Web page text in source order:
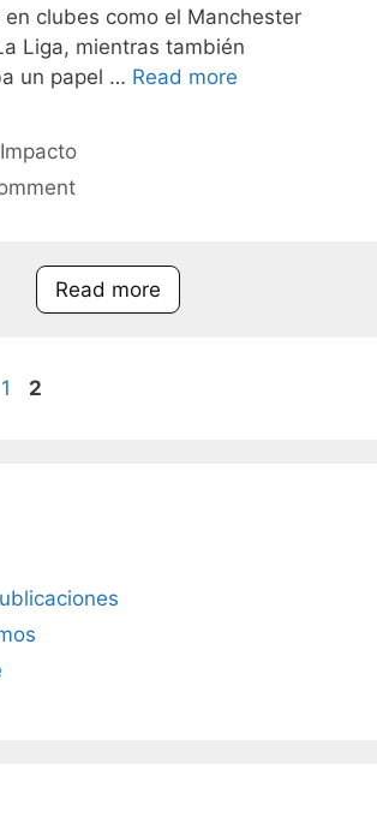
clubes como el Manchester
Liga, mientras también
un papel … Read more
Read more
Page
1 Page
2